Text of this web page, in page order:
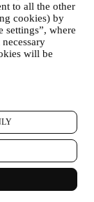
to all the other
cookies) by
where
will be
śledzenia, takich
(w tym
na temat
można
statystycznej –
albo interakcje
zapisy chatów,
e-mail albo
korzystania z
w inny sposób